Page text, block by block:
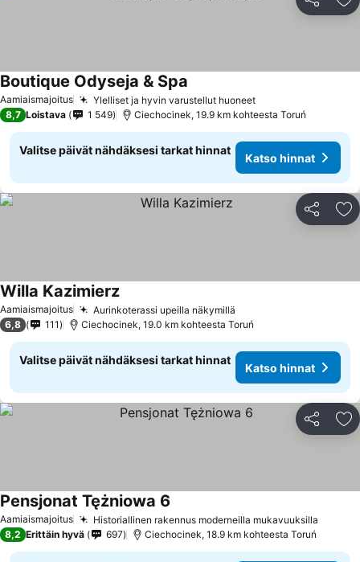
Jaa
Aamiaismajoitus Ylelliset ja hyvin varustellut huoneetKatso hinnat
Boutique Odyseja & Spa
8,7 Loistava 1 549 Ciechocinek, 19.9 km kohteesta Toruń
Valitse päivät nähdäksesi tarkat hinnat
Katso hinnat
Jaa
Aamiaismajoitus Aurinkoterassi upeilla näkymillä
Willa KazimierzKatso hinnat
6,8 111 Ciechocinek, 19.0 km kohteesta Toruń
Valitse päivät nähdäksesi tarkat hinnat
Katso hinnat
Jaa
Aamiaismajoitus Historiallinen rakennus moderneilla mukavuuksilla
Pensjonat Tężniowa 6
8,2 Erittäin hyvä 697 Ciechocinek, 18.9 km kohteesta Toruń